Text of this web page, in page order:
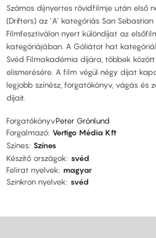
Számos díjnyertes rövidfilmje után első
(Drifters) az ’A’ kategóriás San
Filmfesztiválon nyert különdíjat az
kategóriájában. A Góliátot hat
Svéd Filmakadémia díjára, többek
elismerésére. A film végül négy díjat
legjobb színész, forgatókönyv, vágás és
díjait.
ForgatókönyvPeter Grönlund
Forgalmazó Vertigo Média Kft
Színes Színes
Készítő országok
svéd
Felirat nyelvek
magyar
Szinkron nyelvek
svéd